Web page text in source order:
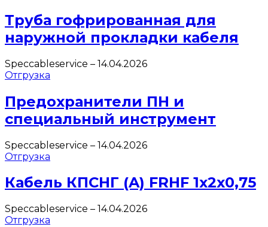
Труба гофрированная для
наружной прокладки кабеля
Speccableservice – 14.04.2026
Отгрузка
Предохранители ПН и
специальный инструмент
Speccableservice – 14.04.2026
Отгрузка
Кабель КПСНГ (A) FRHF 1х2х0,75
Speccableservice – 14.04.2026
Отгрузка